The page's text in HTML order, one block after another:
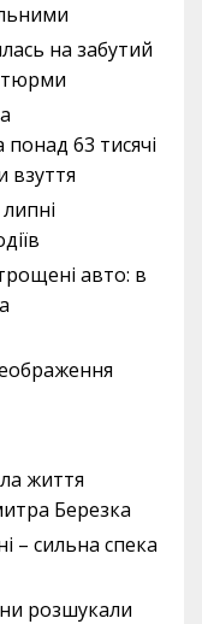
на забутий
тюрми
63 тисячі
взуття
авто: в
життя
Березка
– сильна спека
розшукали